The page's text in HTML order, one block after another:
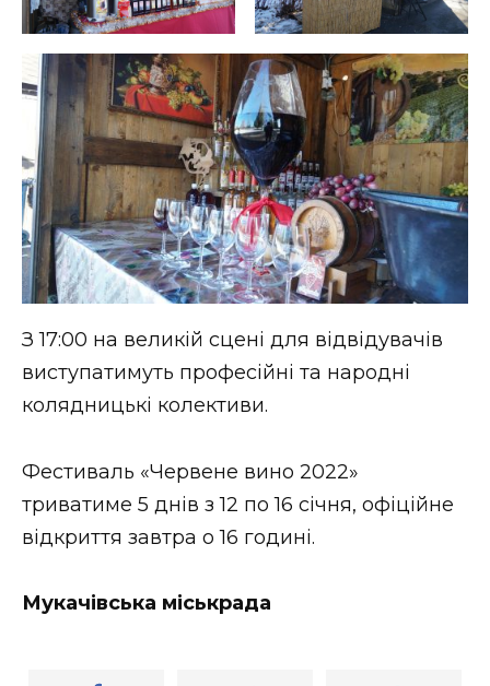
З 17:00 на великій сцені для відвідувачів
виступатимуть професійні та народні
колядницькі колективи.
Фестиваль «Червене вино 2022»
триватиме 5 днів з 12 по 16 січня, офіційне
відкриття завтра о 16 годині.
Мукачівська міськрада